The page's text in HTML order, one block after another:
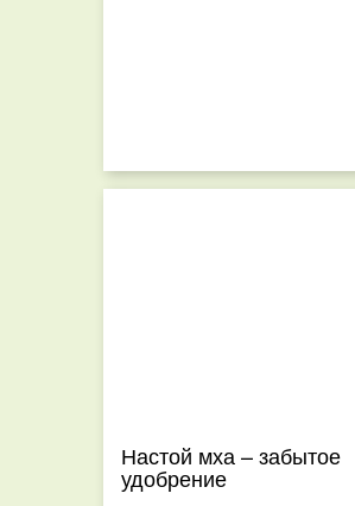
Настой мха – забытое
удобрение